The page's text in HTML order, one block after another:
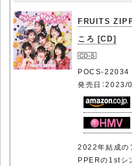
FRUITS
ころ [CD]
POCS-22034
発売日：2023/
2022年結成の
PPERの1stシ